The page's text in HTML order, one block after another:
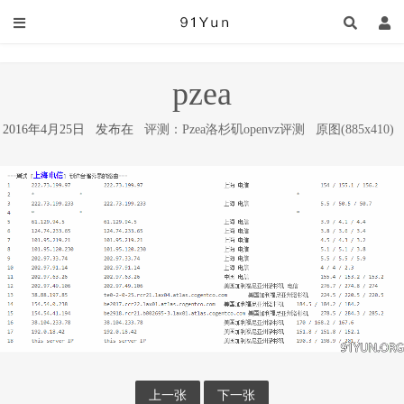
pzea
2016年4月25日 发布在 评测：Pzea洛杉矶openvz评测 原图(885x410)
上一张 下一张